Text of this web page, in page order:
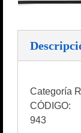
Categoría
CÓDIGO:
943